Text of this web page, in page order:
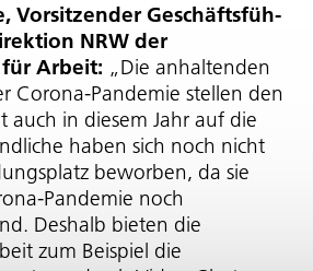
Vorsitzender Geschäfts­füh­
NRW der
Arbeit: „Die anhaltenden
Corona-Pandemie stellen den
auch in diesem Jahr auf die
haben sich noch nicht
beworben, da sie
Pandemie noch
Deshalb bieten die
zum Beispiel die